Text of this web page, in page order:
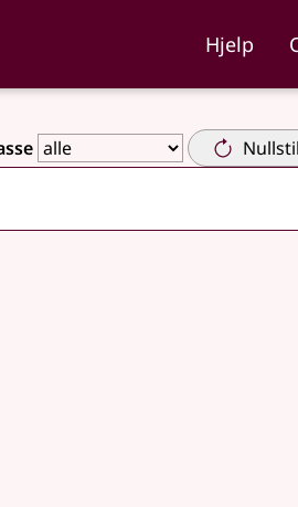
Hjelp